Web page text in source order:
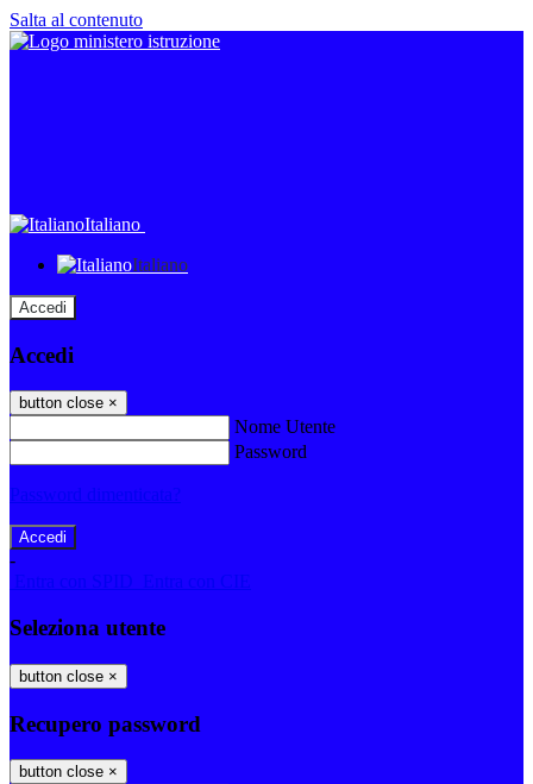
Salta al contenuto
Italiano
Italiano
Accedi
Accedi
button close ×
Nome Utente
Password
Password dimenticata?
-
Entra con SPID
Entra con CIE
Seleziona utente
button close ×
Recupero password
button close ×